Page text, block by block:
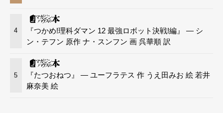
4
『つかめ!理科ダマン 12 最強ロボット決戦!編』 — シ
ン・テフン 原作 ナ・スンフン 画 呉華順 訳
5
『たつおねつ』 — ユーフラテス 作 うえ田みお 絵 若井
麻奈美 絵